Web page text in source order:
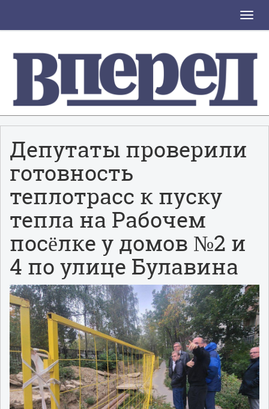
Toggle
Депутаты проверили
готовность
теплотрасс к пуску
тепла на Рабочем
посëлке у домов №2 и
4 по улице Булавина